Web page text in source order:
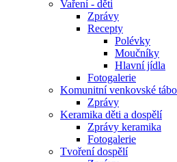
Vaření - děti
Zprávy
Recepty
Polévky
Moučníky
Hlavní jídla
Fotogalerie
Komunitní venkovské
Zprávy
Keramika děti a dospělí
Zprávy keramika
Fotogalerie
Tvoření dospělí